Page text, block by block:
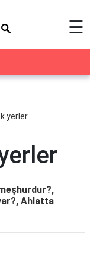
☰
yerler
Ahlatta